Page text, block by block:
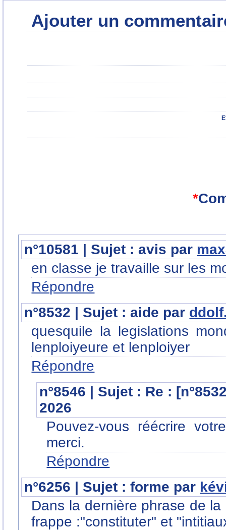
Ajouter un
*
n°10581 | Sujet : avis par
en classe je travaille sur les
Répondre
n°8532 | Sujet : aide par
quesquile la legislations
lenploiyeure et lenploiyer
Répondre
n°8546 | Sujet : Re :
2026
Pouvez-vous réécrire
merci.
Répondre
n°6256 | Sujet : forme par
Dans la dernière phrase de
frappe :"constituter" et